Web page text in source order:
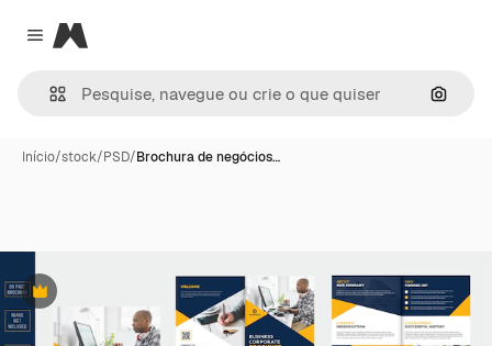
Close menu
Magnific
Início/stock/PSD/Brochura de negócios…
Premium